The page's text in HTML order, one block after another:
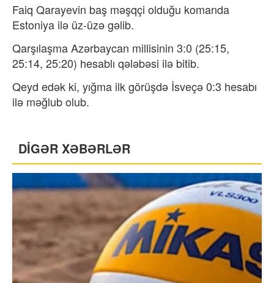
Faiq Qarayevin baş məşqçi olduğu komanda
Estoniya ilə üz-üzə gəlib.
Qarşılaşma Azərbaycan millisinin 3:0 (25:15,
25:14, 25:20) hesablı qələbəsi ilə bitib.
Qeyd edək ki, yığma ilk görüşdə İsveçə 0:3 hesabı
ilə məğlub olub.
DİGƏR XƏBƏRLƏR